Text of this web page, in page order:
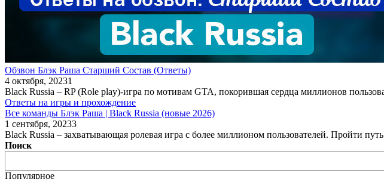
Обзвон Блэк Раша Старший Состав (Ответы)
4 октября, 20231
Black Russia – RP (Role play)-игра по мотивам GTA, покорившая сердца миллионов
Ответы на игры и прохождение
Все команды Блэк Раша | Black Russia (новые 2026)
1 сентября, 20233
Black Russia – захватывающая ролевая игра с более миллионом пользователей. Пройти
Поиск
Популярное